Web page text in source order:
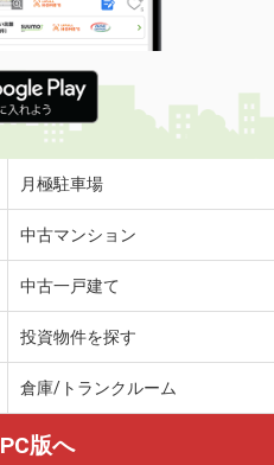
月極駐車場
中古マンション
中古一戸建て
投資物件を探す
倉庫/トランクルーム
PC版へ